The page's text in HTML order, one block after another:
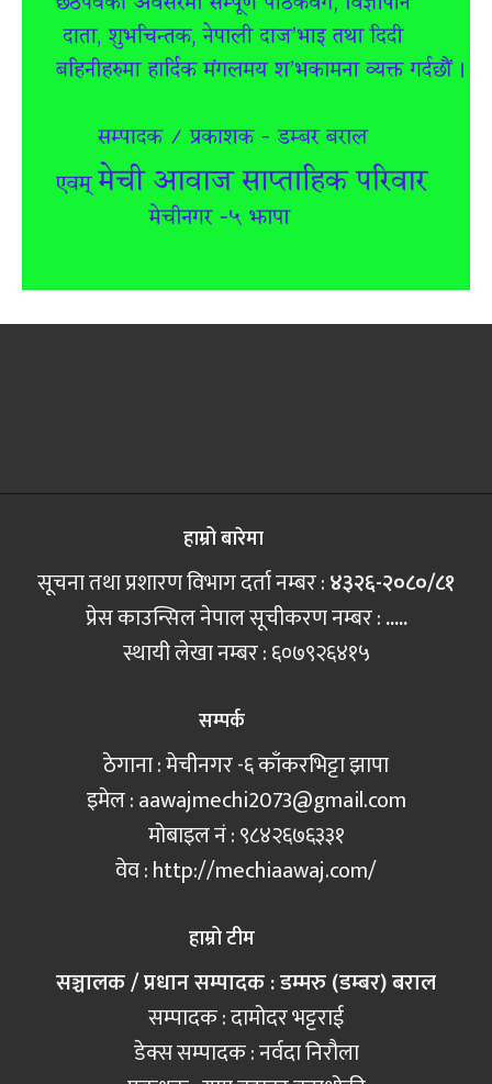
हाम्रो बारेमा
सूचना तथा प्रशारण विभाग दर्ता नम्बर :४३२६-२०८०/८१
प्रेस काउन्सिल नेपाल सूचीकरण नम्बर :.....
स्थायी लेखा नम्बर : ६०७९२६४१५
सम्पर्क
ठेगाना : मेचीनगर -६ काँकरभिट्टा झापा
इमेल :aawajmechi2073@gmail.com
मोबाइल नं‍ : ९८४२६७६३३१
वेव : http://mechiaawaj.com/
हाम्रो टीम
सञ्चालक / प्रधान सम्पादक : डम्मरु (डम्बर) बराल
सम्पादक : दामोदर भट्टराई
डेक्स सम्पादक : नर्वदा निरौला